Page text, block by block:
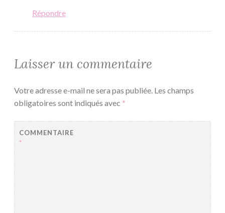
Répondre
Laisser un commentaire
Votre adresse e-mail ne sera pas publiée. Les champs
obligatoires sont indiqués avec *
COMMENTAIRE
*